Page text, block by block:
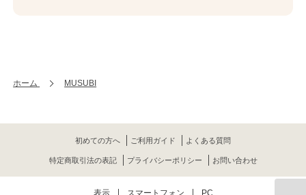
ホーム MUSUBI
初めての方へ ご利用ガイド よくある質問
特定商取引法の表記 プライバシーポリシー お問い合わせ
表示 スマートフォン PC